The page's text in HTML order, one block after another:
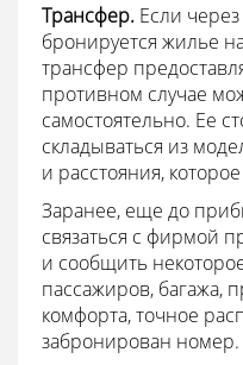
Трансфер. Если через
бронируется жилье
трансфер
противном случае
самостоятельно. Ее
складываться из
и расстояния,
Заранее, еще до
связаться с фирмой
и сообщить
пассажиров, багажа,
комфорта, точное
забронирован номер.